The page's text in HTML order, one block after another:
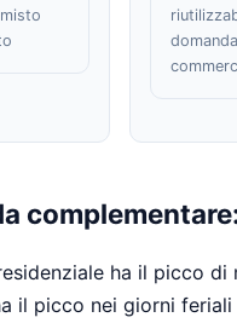
domanda
ha il picco
il picco nei giorni